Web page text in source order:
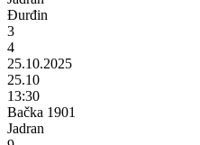
Đurđin
3
4
25.10.2025
25.10
13:30
Bačka 1901
Jadran